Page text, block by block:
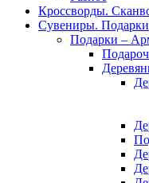
Кроссворды.
Сувениры. Подарки
Подарки –